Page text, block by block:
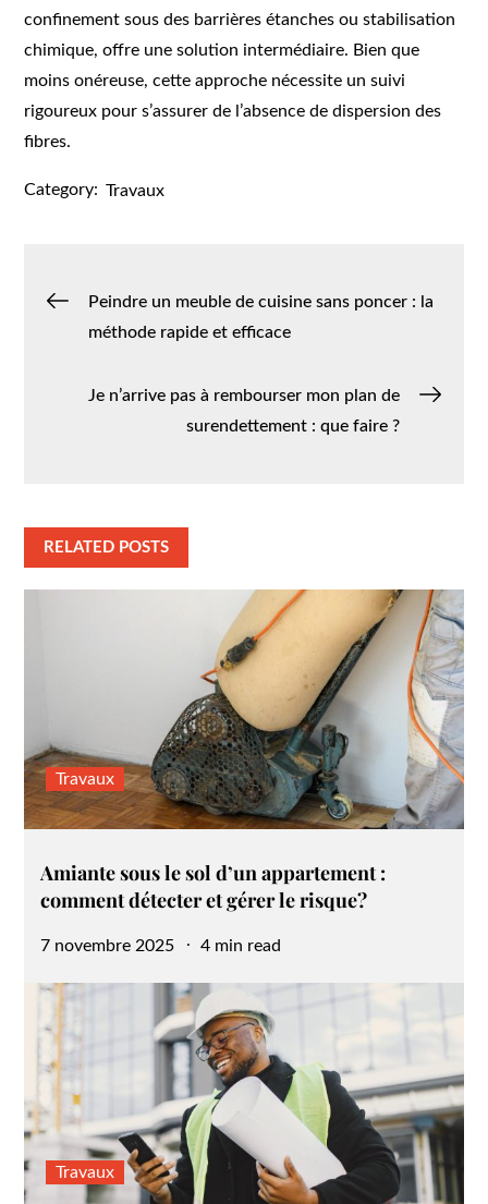
confinement sous des barrières étanches ou stabilisation
chimique, offre une solution intermédiaire. Bien que
moins onéreuse, cette approche nécessite un suivi
rigoureux pour s’assurer de l’absence de dispersion des
fibres.
Category: Travaux
Navigation
l’article
Peindre un meuble de cuisine sans poncer : la
méthode rapide et efficace
Je n’arrive pas à rembourser mon plan de
surendettement : que faire ?
RELATED POSTS
Travaux
Amiante sous le sol d’un appartement :
comment détecter et gérer le risque?
Posted
7 novembre 2025 4 min read
Travaux